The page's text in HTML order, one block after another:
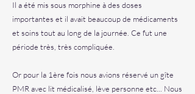
Il a été mis sous morphine à des doses
importantes et il avait beaucoup de médicaments
et soins tout au long de la journée. Ce fut une
période très, très compliquée.
Or pour la 1ère fois nous avions réservé un gîte
PMR avec lit médicalisé, lève personne etc... Nous